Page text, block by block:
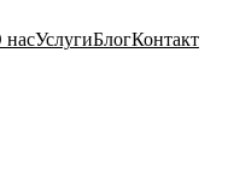
насУслугиБлогКонтакт